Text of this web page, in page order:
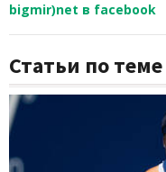
bigmir)net в facebook
Статьи по теме